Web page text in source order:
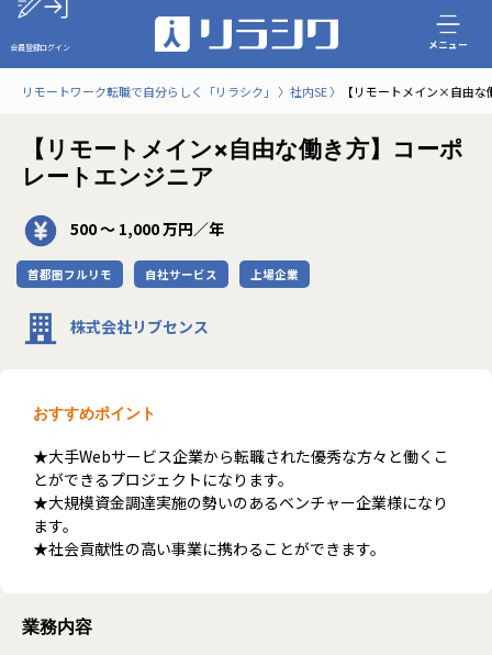
会員登録ログイン メニュー
リモートワーク転職で自分らしく「リラシク」 社内SE 【リモートメイン×自由
【リモートメイン×自由な働き方】コーポ
レートエンジニア
500 〜 1,000 万円／年
首都圏フルリモ 自社サービス 上場企業
株式会社リブセンス
おすすめポイント
★大手Webサービス企業から転職された優秀な方々と働くこ
とができるプロジェクトになります。
★大規模資金調達実施の勢いのあるベンチャー企業様になり
ます。
★社会貢献性の高い事業に携わることができます。
業務内容